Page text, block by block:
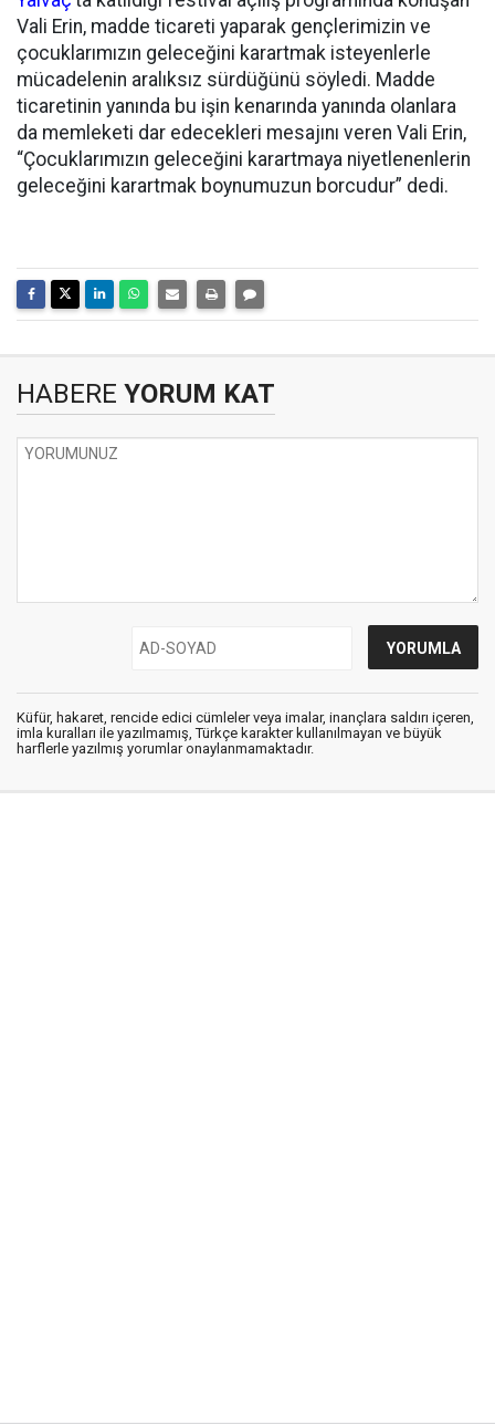
Vali Erin, madde ticareti yaparak gençlerimizin ve
çocuklarımızın geleceğini karartmak isteyenlerle
mücadelenin aralıksız sürdüğünü söyledi. Madde
ticaretinin yanında bu işin kenarında yanında olanlara
da memleketi dar edecekleri mesajını veren Vali Erin,
“Çocuklarımızın geleceğini karartmaya niyetlenenlerin
geleceğini karartmak boynumuzun borcudur” dedi.
HABERE YORUM KAT
Küfür, hakaret, rencide edici cümleler veya imalar, inançlara saldırı içeren,
imla kuralları ile yazılmamış, Türkçe karakter kullanılmayan ve büyük
harflerle yazılmış yorumlar onaylanmamaktadır.